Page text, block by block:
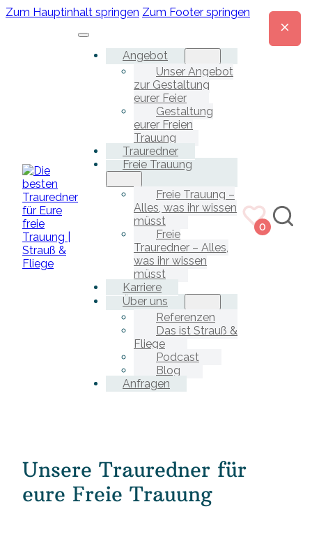
Zum Hauptinhalt springen Zum Footer springen
Angebot
Unser Angebot
zur Gestaltung
eurer Feier
Gestaltung
eurer Freien
Trauung
Trauredner
Freie Trauung
Freie Trauung –
Alles, was ihr wissen
müsst
Freie
Trauredner – Alles,
was ihr wissen
müsst
Karriere
Über uns
Referenzen
Das ist Strauß &
Fliege
Podcast
Blog
Anfragen
0
Unsere Trauredner für
eure Freie Trauung